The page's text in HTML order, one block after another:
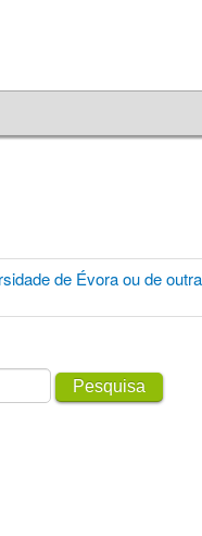
de Évora ou de outra
Pesquisa